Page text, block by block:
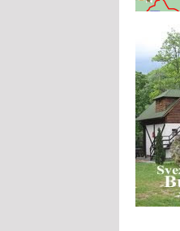
Šumadija -
Prenoćište